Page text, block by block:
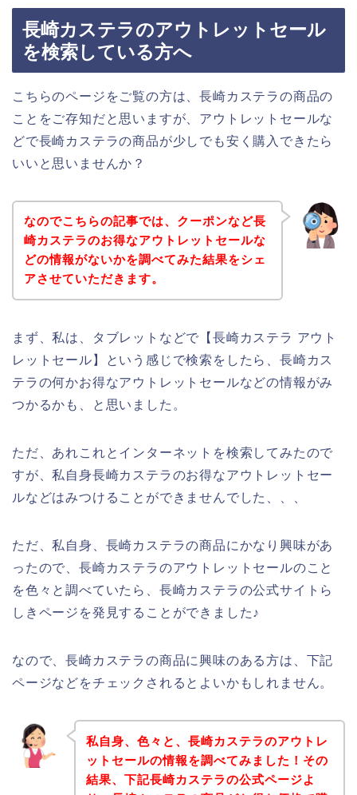
長崎カステラのアウトレットセール
を検索している方へ
こちらのページをご覧の方は、長崎カステラの商品の
ことをご存知だと思いますが、アウトレットセールな
どで長崎カステラの商品が少しでも安く購入できたら
いいと思いませんか？
なのでこちらの記事では、クーポンなど長
崎カステラのお得なアウトレットセールな
どの情報がないかを調べてみた結果をシェ
アさせていただきます。
まず、私は、タブレットなどで【長崎カステラ アウト
レットセール】という感じで検索をしたら、長崎カス
テラの何かお得なアウトレットセールなどの情報がみ
つかるかも、と思いました。
ただ、あれこれとインターネットを検索してみたので
すが、私自身長崎カステラのお得なアウトレットセー
ルなどはみつけることができませんでした、、、
ただ、私自身、長崎カステラの商品にかなり興味があ
ったので、長崎カステラのアウトレットセールのこと
を色々と調べていたら、長崎カステラの公式サイトら
しきページを発見することができました♪
なので、長崎カステラの商品に興味のある方は、下記
ページなどをチェックされるとよいかもしれません。
私自身、色々と、長崎カステラのアウトレ
ットセールの情報を調べてみました！その
結果、下記長崎カステラの公式ページよ